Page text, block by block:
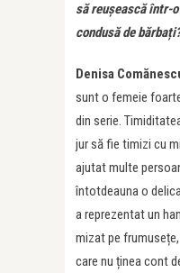
să reușească într-
condusă de
Denisa
sunt o femeie
din serie.
jur să fie timizi cu
ajutat multe
întotdeauna o
a reprezentat un
mizat pe
care nu ținea cont